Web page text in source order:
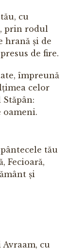
cu
prin rodul
hrană și de
de fire.
împreună
celor
oameni.
tău
Fecioară,
și
cu